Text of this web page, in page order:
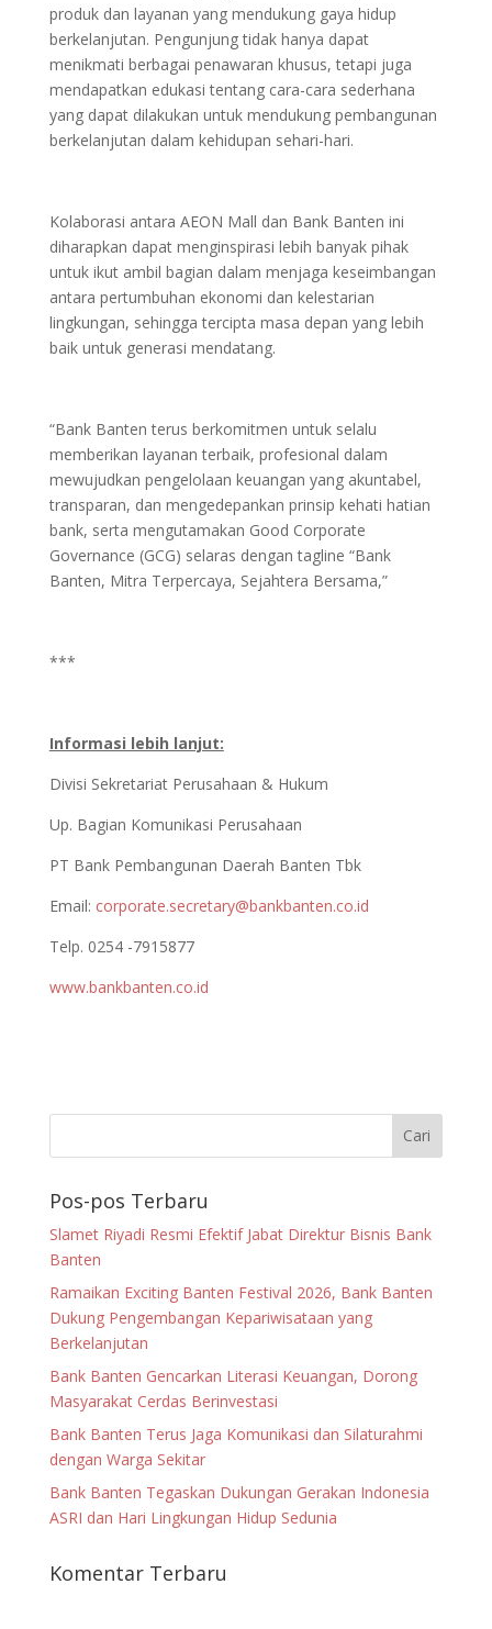
produk dan layanan yang mendukung gaya hidup
berkelanjutan. Pengunjung tidak hanya dapat
menikmati berbagai penawaran khusus, tetapi juga
mendapatkan edukasi tentang cara-cara sederhana
yang dapat dilakukan untuk mendukung pembangunan
berkelanjutan dalam kehidupan sehari-hari.
Kolaborasi antara AEON Mall dan Bank Banten ini
diharapkan dapat menginspirasi lebih banyak pihak
untuk ikut ambil bagian dalam menjaga keseimbangan
antara pertumbuhan ekonomi dan kelestarian
lingkungan, sehingga tercipta masa depan yang lebih
baik untuk generasi mendatang.
“Bank Banten terus berkomitmen untuk selalu
memberikan layanan terbaik, profesional dalam
mewujudkan pengelolaan keuangan yang akuntabel,
transparan, dan mengedepankan prinsip kehati hatian
bank, serta mengutamakan Good Corporate
Governance (GCG) selaras dengan tagline “Bank
Banten, Mitra Terpercaya, Sejahtera Bersama,”
***
Informasi lebih lanjut:
Divisi Sekretariat Perusahaan & Hukum
Up. Bagian Komunikasi Perusahaan
PT Bank Pembangunan Daerah Banten Tbk
Email: corporate.secretary@bankbanten.co.id
Telp. 0254 -7915877
www.bankbanten.co.id
Pos-pos Terbaru
Slamet Riyadi Resmi Efektif Jabat Direktur Bisnis Bank
Banten
Ramaikan Exciting Banten Festival 2026, Bank Banten
Dukung Pengembangan Kepariwisataan yang
Berkelanjutan
Bank Banten Gencarkan Literasi Keuangan, Dorong
Masyarakat Cerdas Berinvestasi
Bank Banten Terus Jaga Komunikasi dan Silaturahmi
dengan Warga Sekitar
Bank Banten Tegaskan Dukungan Gerakan Indonesia
ASRI dan Hari Lingkungan Hidup Sedunia
Komentar Terbaru